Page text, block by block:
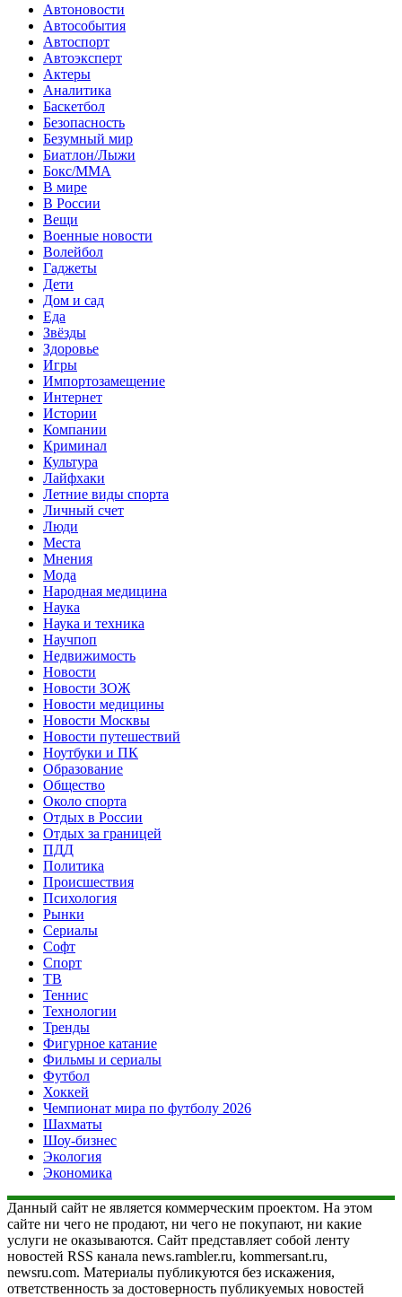
Автоновости
Автособытия
Автоспорт
Автоэксперт
Актеры
Аналитика
Баскетбол
Безопасность
Безумный мир
Биатлон/Лыжи
Бокс/MMA
В мире
В России
Вещи
Военные новости
Волейбол
Гаджеты
Дети
Дом и сад
Еда
Звёзды
Здоровье
Игры
Импортозамещение
Интернет
Истории
Компании
Криминал
Культура
Лайфхаки
Летние виды спорта
Личный счет
Люди
Места
Мнения
Мода
Народная медицина
Наука
Наука и техника
Научпоп
Недвижимость
Новости
Новости ЗОЖ
Новости медицины
Новости Москвы
Новости путешествий
Ноутбуки и ПК
Образование
Общество
Около спорта
Отдых в России
Отдых за границей
ПДД
Политика
Происшествия
Психология
Рынки
Сериалы
Софт
Спорт
ТВ
Теннис
Технологии
Тренды
Фигурное катание
Фильмы и сериалы
Футбол
Хоккей
Чемпионат мира по футболу 2026
Шахматы
Шоу-бизнес
Экология
Экономика
Данный сайт не является коммерческим проектом. На этом
сайте ни чего не продают, ни чего не покупают, ни какие
услуги не оказываются. Сайт представляет собой ленту
новостей RSS канала news.rambler.ru, kommersant.ru,
newsru.com. Материалы публикуются без искажения,
ответственность за достоверность публикуемых новостей